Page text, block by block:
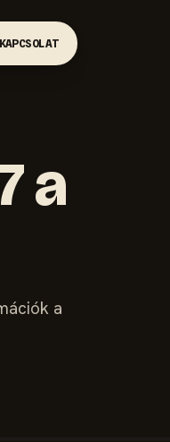
KAPCSOLAT
a
a